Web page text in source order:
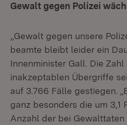
Gewalt gegen Polizei
„Gewalt gegen unsere
beamte bleibt leider ein
Innenminister Gall. Die
inakzeptablen Übergriffe
auf 3.766 Fälle gestiegen.
ganz besonders die um 3,1
Anzahl der bei